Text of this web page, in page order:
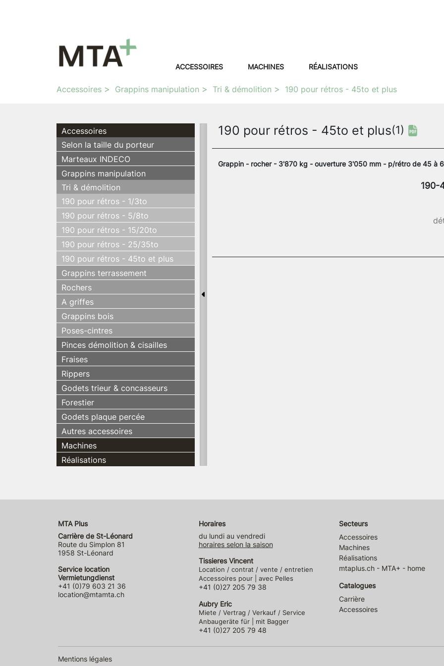
ACCESSOIRES MACHINES RÉALISATIONS
Accessoires Grappins manipulation Tri & démolition 190 pour rétros - 45to et plus
Accessoires
Selon la taille du porteur
Marteaux INDECO
Grappins manipulation
Tri & démolition
190 pour rétros - 1/3to
190 pour rétros - 5/8to
190 pour rétros - 15/20to
190 pour rétros - 25/35to
190 pour rétros - 45to et plus
Grappins terrassement
Rochers
A griffes
Grappins bois
Poses-cintres
Pinces démolition & cisailles
Fraises
Rippers
Godets trieur & concasseurs
Forestier
Godets plaque percée
Autres accessoires
Machines
Réalisations
190 pour rétros - 45to et plus(1)
Grappin - rocher - 3'870 kg - ouverture 3'050 mm - p/rétro de 45 à
190-
MTA Plus
Carrière de St-Léonard
Route du Simplon 81
1958 St-Léonard
Service location
Vermietungdienst
+41 (0)79 603 21 36
location@mtamta.ch
Horaires
du lundi au vendredi
horaires selon la saison
Tissieres Vincent
Location / contrat / vente / entretien
Accessoires pour | avec Pelles
+41 (0)27 205 79 38
Aubry Eric
Miete / Vertrag / Verkauf / Service
Anbaugeräte für | mit Bagger
+41 (0)27 205 79 48
Secteurs
Accessoires
Machines
Réalisations
mtaplus.ch - MTA+ - home
Catalogues
Carrière
Accessoires
Mentions légales